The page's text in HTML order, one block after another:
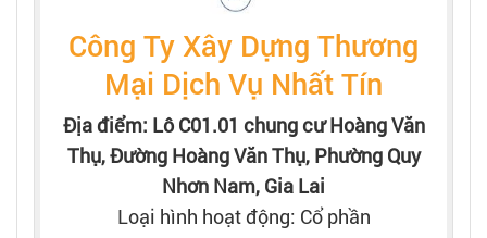
Tìm việc làm
Tạo hồ sơ
Cẩm nang việc làm
Công Ty Xây Dựng Thương
Mại Dịch Vụ Nhất Tín
Địa điểm: Lô C01.01 chung cư Hoàng Văn
Thụ, Đường Hoàng Văn Thụ, Phường Quy
Nhơn Nam, Gia Lai
Loại hình hoạt động: Cổ phần